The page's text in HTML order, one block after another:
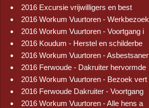
2016 Excursie vrijwilligers en best
2016 Workum Vuurtoren - Werkbezoek
2016 Workum Vuurtoren - Voortgang i
2016 Koudum - Herstel en schilderbe
2016 Workum Vuurtoren - Asbestsaner
2016 Ferwoude - Dakruiter hervormde
2016 Workum Vuurtoren - Bezoek vert
2016 Ferwoude Dakruiter - Voortgang
2016 Workum Vuurtoren - Alle hens a